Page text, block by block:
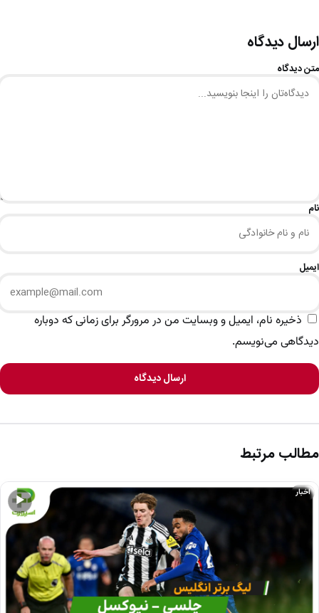
ارسال دیدگاه
متن دیدگاه
نام
ایمیل
ذخیره نام، ایمیل و وبسایت من در مرورگر برای زمانی که دوباره
دیدگاهی می‌نویسم.
ارسال دیدگاه
مطالب مرتبط
▶
اخبار